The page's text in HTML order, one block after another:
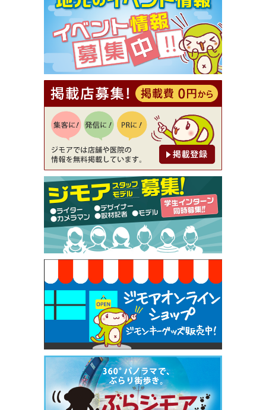
【ジモア限定①】初回割引 特価 VIO脱毛11,000円
⇒8,800円（メンズ専門ワックス脱毛サロン Mickle
（ミックル））
[有効期限]2026年9月30日
【ジモア読者特典2】コース 3,500円→3,000円（料
理5品+2時間飲み放題）（創作イタリアン Pia Cu
ore（ピアクオーレ））
[有効期限]2026年9月30日
【ジモア読者特典1】料理全品20％OFF ※18時以
降（創作イタリアン Pia Cuore（ピアクオーレ））
[有効期限]2026年9月30日
【ジモア限定②】初回割引 特価 鼻毛脱毛 半額 2,2
00円⇒1,100円（メンズ専門ワックス脱毛サロン Mi
ckle（ミックル））
[有効期限]2026年9月30日
【ジモア限定特典①】まつ毛カール 3,850円→ 2,7
50円（Premiere（プルミエール））
[有効期限]2026年9月30日
焼き餃子 一皿サービス（餃子酒場たっちゃん 西
早稲田店）
[有効期限]2026年9月30日